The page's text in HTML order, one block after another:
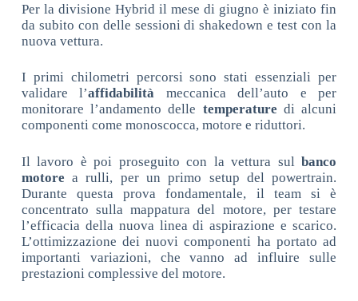
Per la divisione Hybrid il mese di giugno è iniziato fin
da subito con delle sessioni di shakedown e test con la
nuova vettura.
I primi chilometri percorsi sono stati essenziali per
validare l’affidabilità meccanica dell’auto e per
monitorare l’andamento delle temperature di alcuni
componenti come monoscocca, motore e riduttori.
Il lavoro è poi proseguito con la vettura sulbanco
motore a rulli, per un primo setup del powertrain.
Durante questa prova fondamentale, il team si è
concentrato sulla mappatura del motore, per testare
l’efficacia della nuova linea di aspirazione e scarico.
L’ottimizzazione dei nuovi componenti ha portato ad
importanti variazioni, che vanno ad influire sulle
prestazioni complessive del motore.